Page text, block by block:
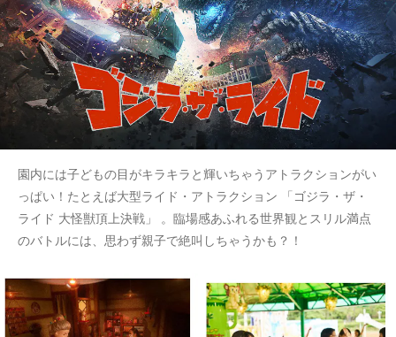
園内には子どもの目がキラキラと輝いちゃうアトラクションがい
っぱい！たとえば大型ライド・アトラクション 「ゴジラ・ザ・
ライド 大怪獣頂上決戦」 。臨場感あふれる世界観とスリル満点
のバトルには、思わず親子で絶叫しちゃうかも？！